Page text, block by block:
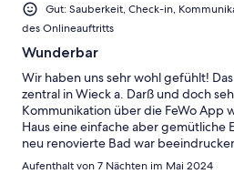
Gut: Sauberkeit, Check-in,
des Onlineauftritts
Wunderbar
Wir haben uns sehr wohl gefühlt!
zentral in Wieck a. Darß und doch
Kommunikation über die FeWo App
Haus eine einfache aber gemütliche
neu renovierte Bad war
Ausstattung nichts gefehlt außer in
Aufenthalt von 7 Nächten im Mai 2024